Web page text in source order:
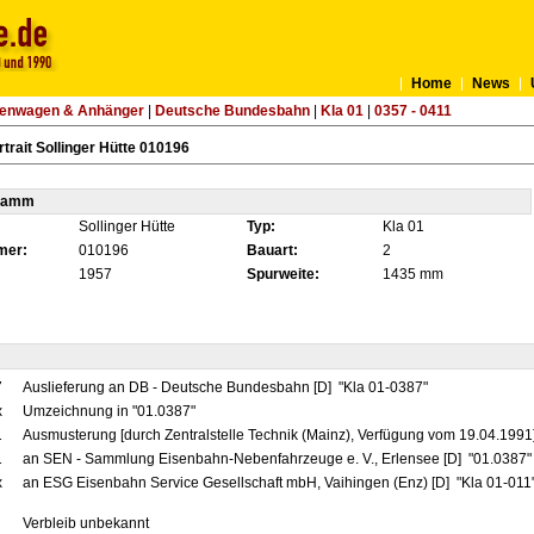
Home News
& Anhänger| Deutsche Bundesbahn| Kla 01| 0357 - 0411
Sollinger Hütte 010196
Sollinger Hütte
Typ:
Kla 01
010196 Bauart:
2
1957
Spurweite: 1435 mm
Auslieferung an DB - Deutsche Bundesbahn [D] "Kla 01-0387"
Umzeichnung in "01.0387"
Ausmusterung [durch Zentralstelle Technik (Mainz), Verfügung vom
an SEN - Sammlung Eisenbahn-Nebenfahrzeuge e. V., Erlensee [D]
an ESG Eisenbahn Service Gesellschaft mbH, Vaihingen (Enz) [D] "Kla 01-
Verbleib unbekannt